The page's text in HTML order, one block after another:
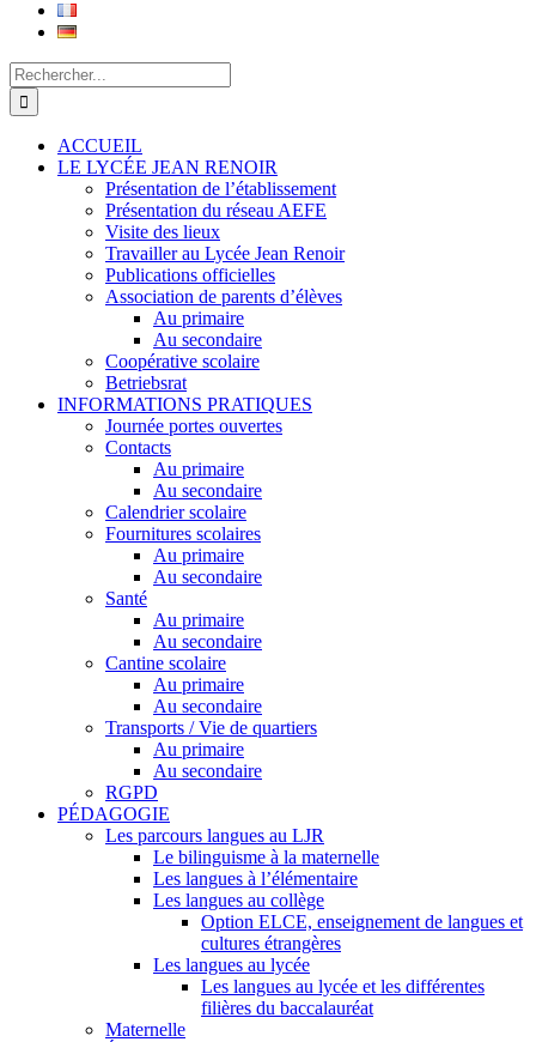
Rechercher:
ACCUEIL
LE LYCÉE JEAN RENOIR
Présentation de l’établissement
Présentation du réseau AEFE
Visite des lieux
Travailler au Lycée Jean Renoir
Publications officielles
Association de parents d’élèves
Au primaire
Au secondaire
Coopérative scolaire
Betriebsrat
INFORMATIONS PRATIQUES
Journée portes ouvertes
Contacts
Au primaire
Au secondaire
Calendrier scolaire
Fournitures scolaires
Au primaire
Au secondaire
Santé
Au primaire
Au secondaire
Cantine scolaire
Au primaire
Au secondaire
Transports / Vie de quartiers
Au primaire
Au secondaire
RGPD
PÉDAGOGIE
Les parcours langues au LJR
Le bilinguisme à la maternelle
Les langues à l’élémentaire
Les langues au collège
Option ELCE, enseignement de langues et
cultures étrangères
Les langues au lycée
Les langues au lycée et les différentes
filières du baccalauréat
Maternelle